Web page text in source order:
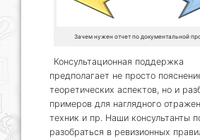
Зачем нужен отчет по документальной
Консультационная поддержка
предполагает не просто
теоретических аспектов, но и
примеров для наглядного
техник и пр. Наши консультанты
разобраться в ревизионных